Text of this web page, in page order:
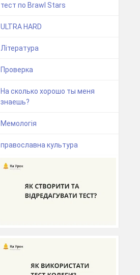
тест по Brawl Stars
ULTRA HARD
Література
Проверка
На сколько хорошо ты меня
знаешь?
Мемологія
православна культура